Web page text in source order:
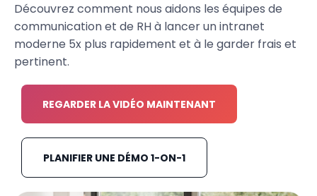
Découvrez comment nous aidons les équipes de
communication et de RH à lancer un intranet
moderne 5x plus rapidement et à le garder frais et
pertinent.
REGARDER LA VIDÉO MAINTENANT
PLANIFIER UNE DÉMO 1-ON-1